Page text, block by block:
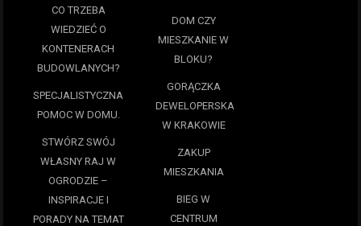
CO TRZEBA
WIEDZIEĆ O
KONTENERACH
BUDOWLANYCH?
SPECJALISTYCZNA
POMOC W DOMU.
STWÓRZ SWÓJ
WŁASNY RAJ W
OGRODZIE –
INSPIRACJE I
PORADY NA TEMAT
DOM CZY
MIESZKANIE W
BLOKU?
GORĄCZKA
DEWELOPERSKA
W KRAKOWIE
ZAKUP
MIESZKANIA
BIEG W
CENTRUM